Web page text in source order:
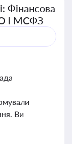
Фінансова
і МСФЗ
Ви